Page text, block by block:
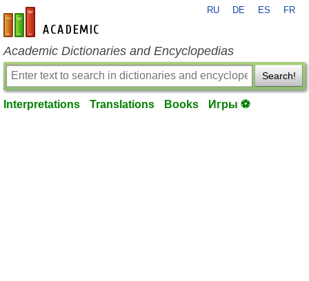
en-academic.com
RU DE ES FR
Academic Dictionaries and Encyclopedias
Search!
Interpretations Translations Books Игры ⚽